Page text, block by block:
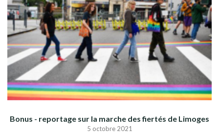
Bonus - reportage sur la marche des fiertés de Limoges
5 octobre 2021